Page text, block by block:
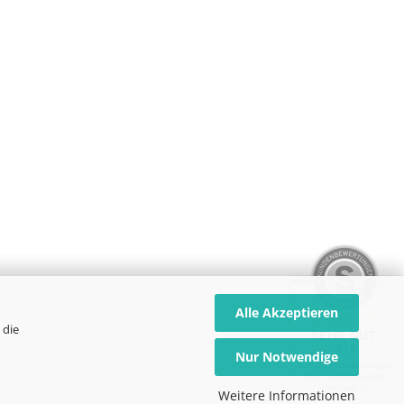
die
Alle Akzeptieren
Nur Notwendige
Weitere Informationen
SEHR GUT
aus 339 Bewertungen
bei: dawanda.com,